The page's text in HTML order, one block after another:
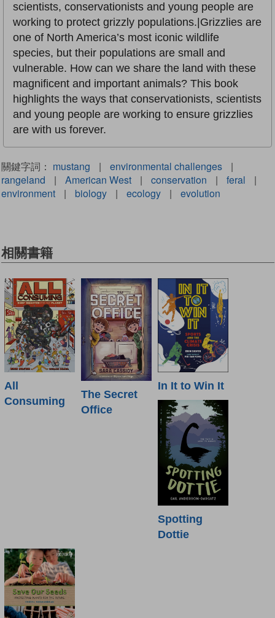
scientists, conservationists and young people are
working to protect grizzly populations.|Grizzlies are
one of North America’s most iconic wildlife
species, but their populations are small and
vulnerable. How can we share the land with these
magnificent and important animals? This book
highlights the ways that conservationists, scientists
and young people are working to ensure grizzlies
are with us forever.
關鍵字詞： mustang | environmental challenges
|
rangeland
| American West | conservation | feral
|
environment
| biology | ecology | evolution
相關書籍
All
Consuming
The Secret
Office
In It to Win It
Spotting
Dottie